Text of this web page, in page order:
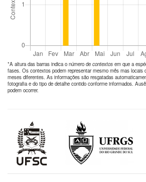
*A altura das barras indica o número de contextos em que a
fases. Os contextos podem representar mesmo mês mas locais
meses diferentes. As informações são resgatadas
fotografia e do tipo de detalhe contido conforme informados.
podem ocorrer.